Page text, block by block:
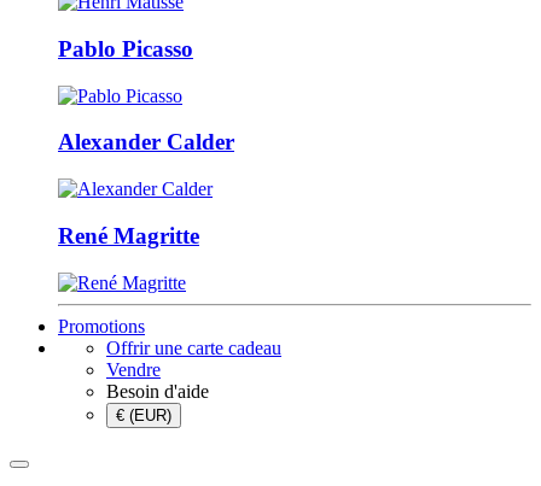
Pablo Picasso
Alexander Calder
René Magritte
Promotions
Offrir une carte cadeau
Vendre
Besoin d'aide
€ (EUR)